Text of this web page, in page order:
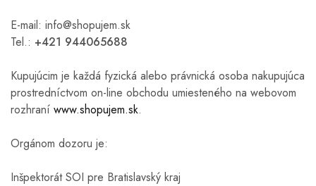
E-mail: info@shopujem.sk
Tel.: +421 944065688
Kupujúcim je každá fyzická alebo právnická osoba nakupujúca
prostredníctvom on-line obchodu umiesteného na webovom
rozhraní www.shopujem.sk.
Orgánom dozoru je:
Inšpektorát SOI pre Bratislavský kraj